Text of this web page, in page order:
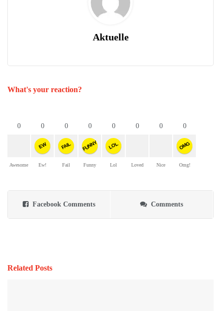
Aktuelle
What's your reaction?
0
Awesome
0
EW
Ew!
0
FAIL
Fail
0
FUNNY
Funny
0
LOL
Lol
0
Loved
0
Nice
0
OMG
Omg!
Facebook Comments Comments
Related Posts